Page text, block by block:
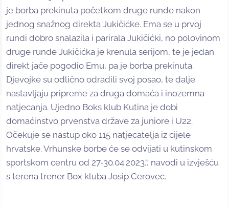
je borba prekinuta početkom druge runde nakon
jednog snažnog direkta Jukičićke. Ema se u prvoj
rundi dobro snalazila i parirala Jukičićki, no polovinom
druge runde Jukičićka je krenula serijom, te je jedan
direkt jače pogodio Emu, pa je borba prekinuta.
Djevojke su odlično odradili svoj posao, te dalje
nastavljaju pripreme za druga domaća i inozemna
natjecanja. Ujedno Boks klub Kutina je dobi
domaćinstvo prvenstva države za juniore i U22.
Očekuje se nastup oko 115 natjecatelja iz cijele
hrvatske. Vrhunske borbe će se odvijati u kutinskom
sportskom centru od 27-30.04.2023.“, navodi u izvješću
s terena trener Box kluba Josip Cerovec.